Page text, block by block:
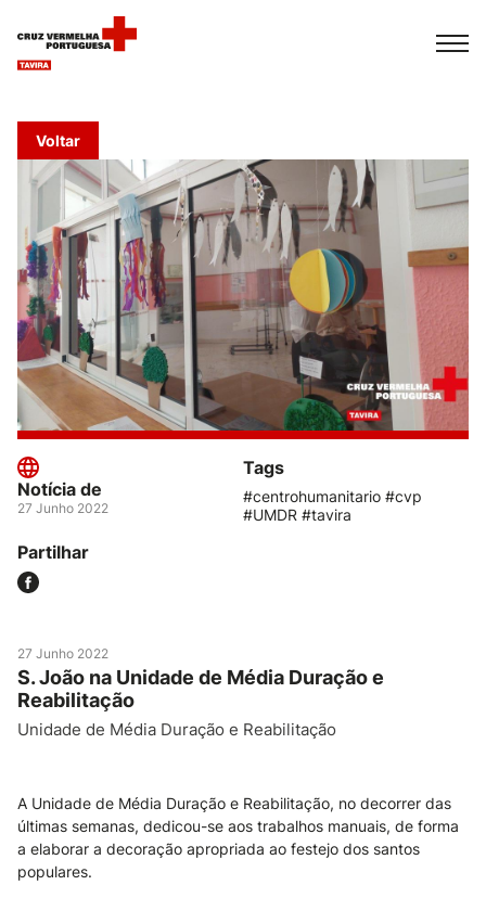
Voltar
Notícia de
27 Junho 2022
Tags
#centrohumanitario #cvp
#UMDR #tavira
Partilhar
27 Junho 2022
S. João na Unidade de Média Duração e
Reabilitação
Unidade de Média Duração e Reabilitação
A Unidade de Média Duração e Reabilitação, no decorrer das
últimas semanas, dedicou-se aos trabalhos manuais, de forma
a elaborar a decoração apropriada ao festejo dos santos
populares.